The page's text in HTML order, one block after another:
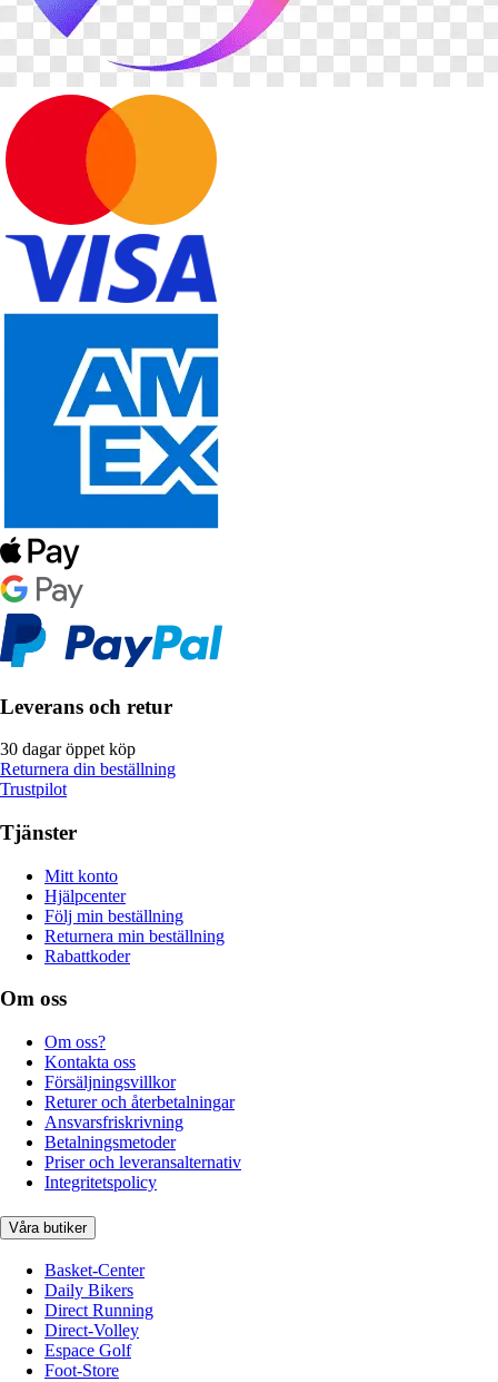
Leverans och retur
30 dagar öppet köp
Returnera din beställning
Trustpilot
Tjänster
Mitt konto
Hjälpcenter
Följ min beställning
Returnera min beställning
Rabattkoder
Om oss
Om oss?
Kontakta oss
Försäljningsvillkor
Returer och återbetalningar
Ansvarsfriskrivning
Betalningsmetoder
Priser och leveransalternativ
Integritetspolicy
Våra butiker
Basket-Center
Daily Bikers
Direct Running
Direct-Volley
Espace Golf
Foot-Store